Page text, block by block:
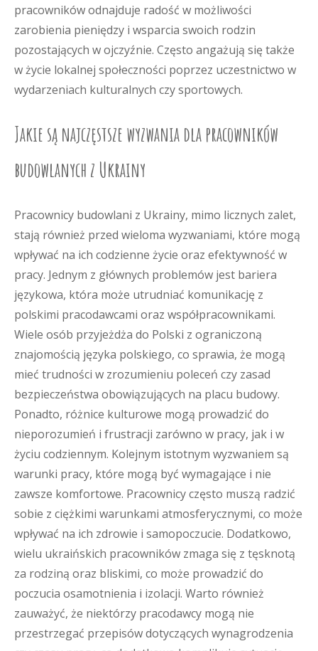
pracowników odnajduje radość w możliwości
zarobienia pieniędzy i wsparcia swoich rodzin
pozostających w ojczyźnie. Często angażują się także
w życie lokalnej społeczności poprzez uczestnictwo w
wydarzeniach kulturalnych czy sportowych.
Jakie są najczęstsze wyzwania dla pracowników
budowlanych z Ukrainy
Pracownicy budowlani z Ukrainy, mimo licznych zalet,
stają również przed wieloma wyzwaniami, które mogą
wpływać na ich codzienne życie oraz efektywność w
pracy. Jednym z głównych problemów jest bariera
językowa, która może utrudniać komunikację z
polskimi pracodawcami oraz współpracownikami.
Wiele osób przyjeżdża do Polski z ograniczoną
znajomością języka polskiego, co sprawia, że mogą
mieć trudności w zrozumieniu poleceń czy zasad
bezpieczeństwa obowiązujących na placu budowy.
Ponadto, różnice kulturowe mogą prowadzić do
nieporozumień i frustracji zarówno w pracy, jak i w
życiu codziennym. Kolejnym istotnym wyzwaniem są
warunki pracy, które mogą być wymagające i nie
zawsze komfortowe. Pracownicy często muszą radzić
sobie z ciężkimi warunkami atmosferycznymi, co może
wpływać na ich zdrowie i samopoczucie. Dodatkowo,
wielu ukraińskich pracowników zmaga się z tęsknotą
za rodziną oraz bliskimi, co może prowadzić do
poczucia osamotnienia i izolacji. Warto również
zauważyć, że niektórzy pracodawcy mogą nie
przestrzegać przepisów dotyczących wynagrodzenia